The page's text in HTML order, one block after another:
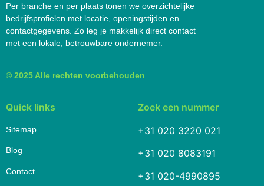
Per branche en per plaats tonen we overzichtelijke
bedrijfsprofielen met locatie, openingstijden en
contactgegevens. Zo leg je makkelijk direct contact
met een lokale, betrouwbare ondernemer.
© 2025 Alle rechten voorbehouden
Quick links
Sitemap
Blog
Contact
Zoek een nummer
+31 020 3220 021
+31 020 8083191
+31 020-4990895